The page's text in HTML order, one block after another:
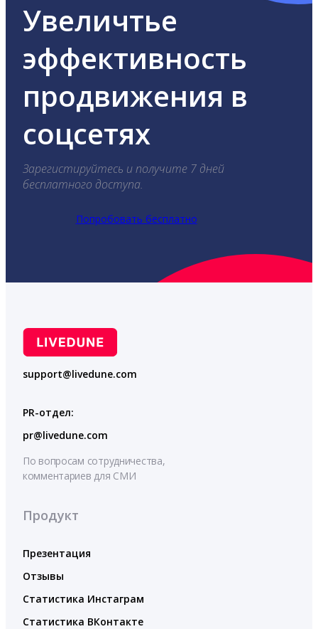
Увеличтье
эффективность
продвижения в
соцсетях
Зарегистируйтесь и получите 7 дней
бесплатного доступа.
Попробовать бесплатно
support@livedune.com
PR-отдел:
pr@livedune.com
По вопросам сотрудничества,
комментариев для СМИ
Продукт
Презентация
Отзывы
Статистика Инстаграм
Статистика ВКонтакте